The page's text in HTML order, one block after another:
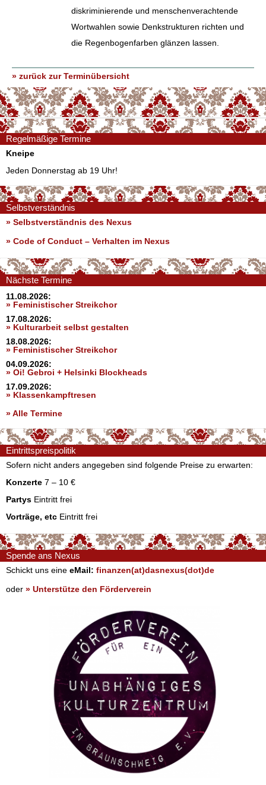
diskriminierende und menschenverachtende
Wortwahlen sowie Denkstrukturen richten und
die Regenbogenfarben glänzen lassen.
» zurück zur Terminübersicht
Regelmäßige Termine
Kneipe
Jeden Donnerstag ab 19 Uhr!
Selbstverständnis
» Selbstverständnis des Nexus
» Code of Conduct – Verhalten im Nexus
Nächste Termine
11.08.2026:
» Feministischer Streikchor
17.08.2026:
» Kulturarbeit selbst gestalten
18.08.2026:
» Feministischer Streikchor
04.09.2026:
» Oi! Gebroi + Helsinki Blockheads
17.09.2026:
» Klassenkampftresen
» Alle Termine
Eintrittspreispolitik
Sofern nicht anders angegeben sind folgende Preise zu erwarten:
Konzerte 7 – 10 €
Partys Eintritt frei
Vorträge, etc Eintritt frei
Spende ans Nexus
Schickt uns eine eMail: finanzen(at)dasnexus(dot)de
oder » Unterstütze den Förderverein